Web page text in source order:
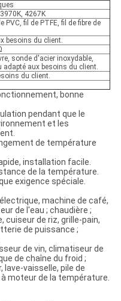
4267K
PVC, fil de PTFE, fil de fibre de
besoins du client.
sonde d'acier inoxydable,
adapté aux besoins du client.
du client.
bonne
pendant que le
et les
de température
installation facile.
de la température.
exigence spéciale.
machine de café,
de l'eau ; chaudière ;
cuiseur de riz, grille-pain,
de puissance ;
de vin, climatiseur de
de chaîne du froid ;
lave-vaisselle, pile de
moteur de la température.